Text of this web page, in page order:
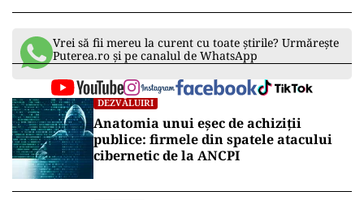
Vrei să fii mereu la curent cu toate știrile? Urmărește
Puterea.ro și pe canalul de WhatsApp
DEZVĂLUIRI
Anatomia unui eșec de achiziții
publice: firmele din spatele atacului
cibernetic de la ANCPI